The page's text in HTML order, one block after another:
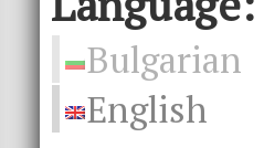
Bulgarian
English